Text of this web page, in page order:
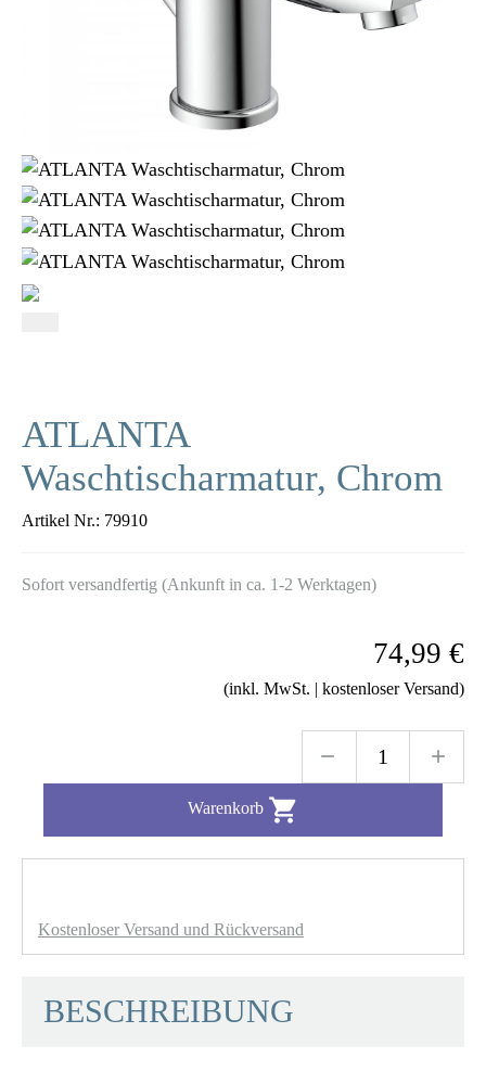
ATLANTA
Waschtischarmatur, Chrom
Artikel Nr.: 79910
Sofort versandfertig (Ankunft in ca. 1-2 Werktagen)
74,99 €
(inkl. MwSt. | kostenloser Versand)
Warenkorb 
Kostenloser Versand und Rückversand
BESCHREIBUNG